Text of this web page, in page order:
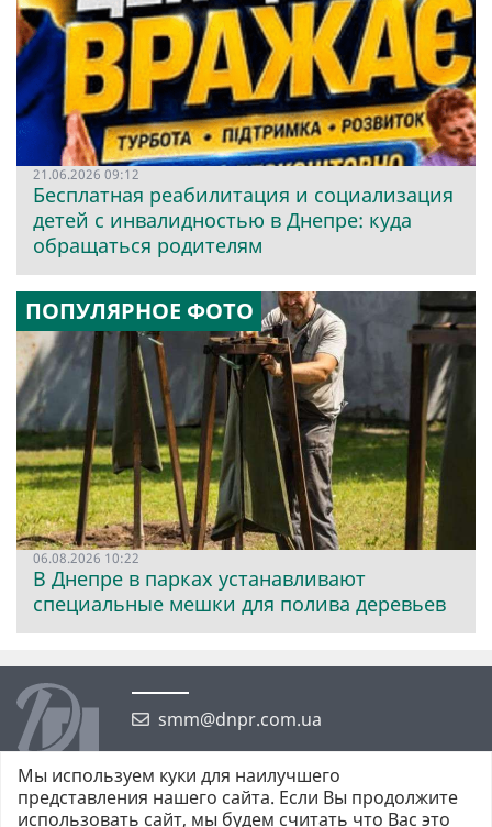
21.06.2026 09:12
Бесплатная реабилитация и социализация
детей с инвалидностью в Днепре: куда
обращаться родителям
ПОПУЛЯРНОЕ ФОТО
06.08.2026 10:22
В Днепре в парках устанавливают
специальные мешки для полива деревьев
smm@dnpr.com.ua
Мы используем куки для наилучшего
представления нашего сайта. Если Вы продолжите
использовать сайт, мы будем считать что Вас это